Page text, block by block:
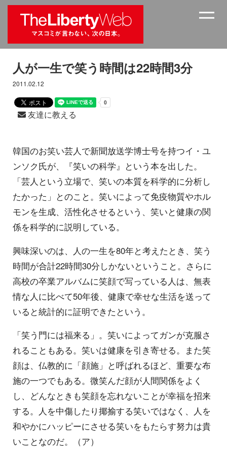
人が一生で笑う時間は22時間3分
2011.02.12
友達に教える
韓国のお笑い芸人で新聞放送学博士号を持つイ・ユ
ンソク氏が、『笑いの科学』という本を出した。
「芸人という立場で、笑いの本質を科学的に分析し
たかった」とのこと。笑いによって免疫物質やホル
モンを生成、活性化させるという、笑いと健康の関
係を科学的に説明している。
興味深いのは、人の一生を80年と考えたとき、笑う
時間が合計22時間30分しかないということ。さらに
高校の卒業アルバムに笑顔で写っている人は、無表
情な人に比べて50年後、健康で幸せな生活を送って
いると統計的に証明できたという。
「笑う門には福来る」。笑いによってガンが克服さ
れることもある。笑いは健康を引き寄せる。また笑
顔は、仏教的に「顔施」と呼ばれるほど、重要な布
施の一つでもある。微笑んだ顔が人間関係をよく
し、どんなときも笑顔を忘れないことが幸福を招来
する。人を中傷したり揶揄する笑いではなく、人を
和やかにハッピーにさせる笑いをもたらす努力は貴
いことなのだ。（ア）